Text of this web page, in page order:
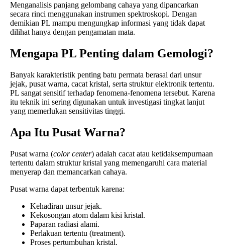
Menganalisis panjang gelombang cahaya yang dipancarkan
secara rinci menggunakan instrumen spektroskopi. Dengan
demikian PL mampu mengungkap informasi yang tidak dapat
dilihat hanya dengan pengamatan mata.
Mengapa PL Penting dalam Gemologi?
Banyak karakteristik penting batu permata berasal dari unsur
jejak, pusat warna, cacat kristal, serta struktur elektronik tertentu.
PL sangat sensitif terhadap fenomena-fenomena tersebut. Karena
itu teknik ini sering digunakan untuk investigasi tingkat lanjut
yang memerlukan sensitivitas tinggi.
Apa Itu Pusat Warna?
Pusat warna (color center) adalah cacat atau ketidaksempurnaan
tertentu dalam struktur kristal yang memengaruhi cara material
menyerap dan memancarkan cahaya.
Pusat warna dapat terbentuk karena:
Kehadiran unsur jejak.
Kekosongan atom dalam kisi kristal.
Paparan radiasi alami.
Perlakuan tertentu (treatment).
Proses pertumbuhan kristal.